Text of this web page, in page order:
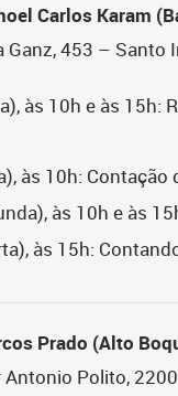
Carlos Karam
Ganz, 453 – Santo
às 10h e às 15h:
às 10h: Contação
às 10h e às
às 15h:
Prado (Alto
Antonio Polito, 2200